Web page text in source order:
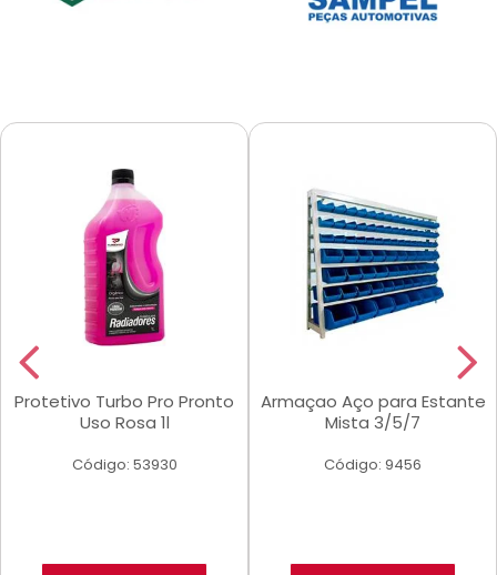
Protetivo Turbo Pro Pronto
Uso Rosa 1l
Código: 53930
Armaçao Aço para Estante
Mista 3/5/7
Código: 9456